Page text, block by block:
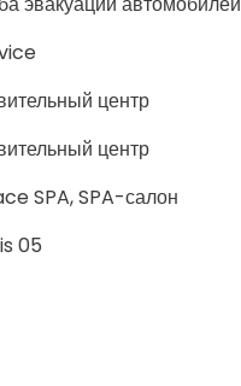
центр
центр
SPA, SPA-салон
05